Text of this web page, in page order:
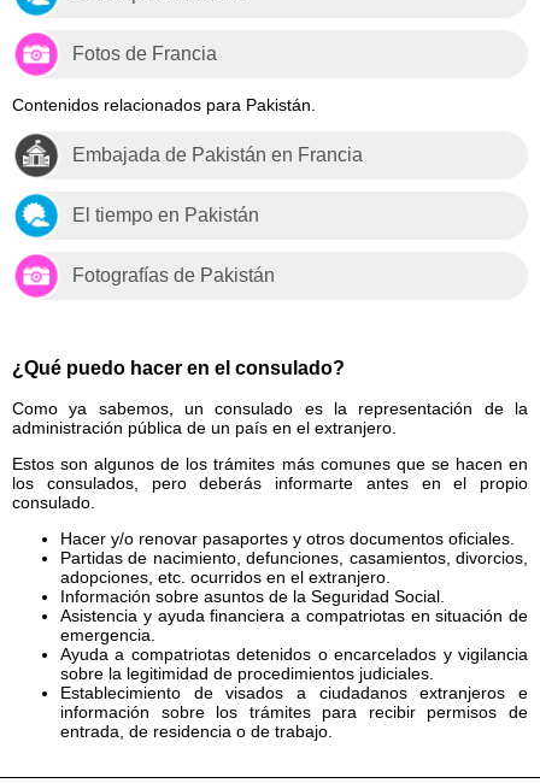
Fotos de Francia
Contenidos relacionados para Pakistán.
Embajada de Pakistán en Francia
El tiempo en Pakistán
Fotografías de Pakistán
¿Qué puedo hacer en el consulado?
Como ya sabemos, un consulado es la representación de la
administración pública de un país en el extranjero.
Estos son algunos de los trámites más comunes que se hacen en
los consulados, pero deberás informarte antes en el propio
consulado.
Hacer y/o renovar pasaportes y otros documentos oficiales.
Partidas de nacimiento, defunciones, casamientos, divorcios,
adopciones, etc. ocurridos en el extranjero.
Información sobre asuntos de la Seguridad Social.
Asistencia y ayuda financiera a compatriotas en situación de
emergencia.
Ayuda a compatriotas detenidos o encarcelados y vigilancia
sobre la legitimidad de procedimientos judiciales.
Establecimiento de visados a ciudadanos extranjeros e
información sobre los trámites para recibir permisos de
entrada, de residencia o de trabajo.